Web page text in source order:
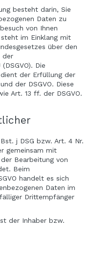
besteht darin, Sie
Daten zu
von Ihnen
im Einklang mit
über den
der
Die
der Erfüllung der
der DSGVO. Diese
Art. 13 ff. der DSGVO.
j DSG bzw. Art. 4 Nr.
gemeinsam mit
Bearbeitung von
Beim
handelt es sich
Daten im
Drittempfänger
der Inhaber bzw.